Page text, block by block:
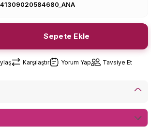
41309020584680_ANA
Sepete Ekle
Karşılaştır Yorum Yap Tavsiye Et